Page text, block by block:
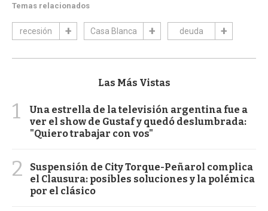
Temas relacionados
recesión Casa Blanca deuda
Las Más Vistas
1
Una estrella de la televisión argentina fue a
ver el show de Gustaf y quedó deslumbrada:
"Quiero trabajar con vos"
2
Suspensión de City Torque-Peñarol complica
el Clausura: posibles soluciones y la polémica
por el clásico